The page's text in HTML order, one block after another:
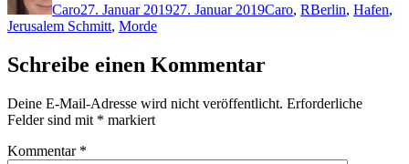
Caro27. Januar 201927. Januar 2019Caro, RBerlin, Hafen,
Jerusalem Schmitt, Morde
Schreibe einen Kommentar
Deine E-Mail-Adresse wird nicht veröffentlicht. Erforderliche
Felder sind mit * markiert
Kommentar *